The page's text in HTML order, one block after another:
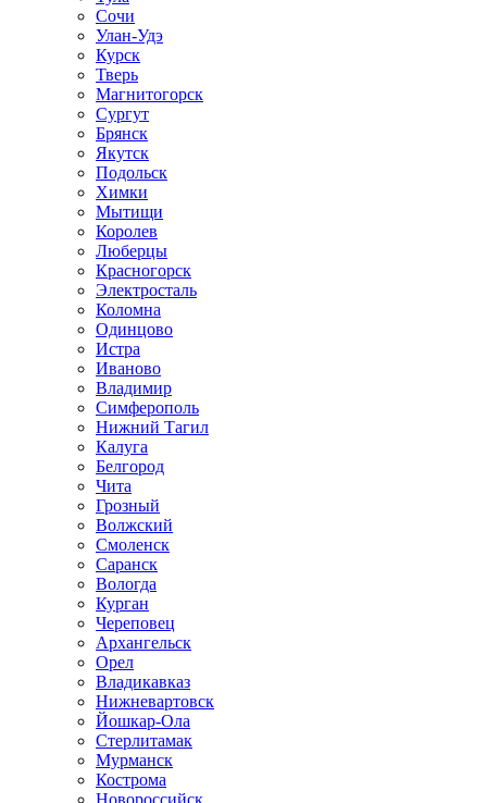
Сочи
Улан-Удэ
Курск
Тверь
Магнитогорск
Сургут
Брянск
Якутск
Подольск
Химки
Мытищи
Королев
Люберцы
Красногорск
Электросталь
Коломна
Одинцово
Истра
Иваново
Владимир
Симферополь
Нижний Тагил
Калуга
Белгород
Чита
Грозный
Волжский
Смоленск
Саранск
Вологда
Курган
Череповец
Архангельск
Орел
Владикавказ
Нижневартовск
Йошкар-Ола
Стерлитамак
Мурманск
Кострома
Новороссийск